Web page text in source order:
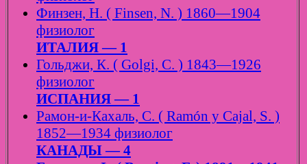
Финзен, Н. ( Finsen, N. ) 1860—1904
физиолог
ИТАЛИЯ — 1
Гольджи, К. ( Golgi, C. ) 1843—1926
физиолог
ИСПАНИЯ — 1
Рамон-и-Кахаль, С. ( Ramón y Cajal, S. )
1852—1934 физиолог
КАНАДЫ — 4